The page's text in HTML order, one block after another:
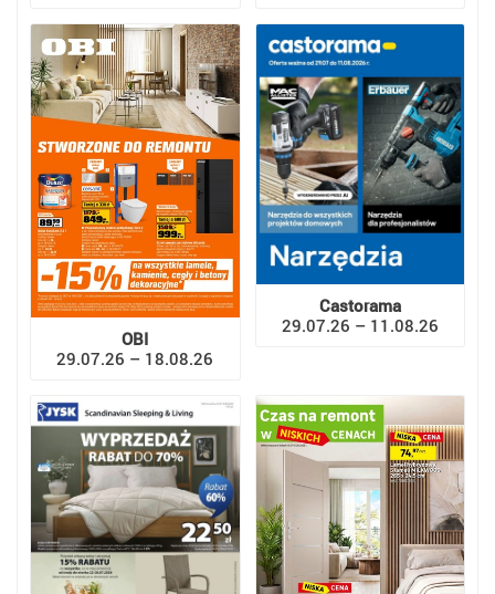
OBI
29.07.26 – 18.08.26
Castorama
29.07.26 – 11.08.26